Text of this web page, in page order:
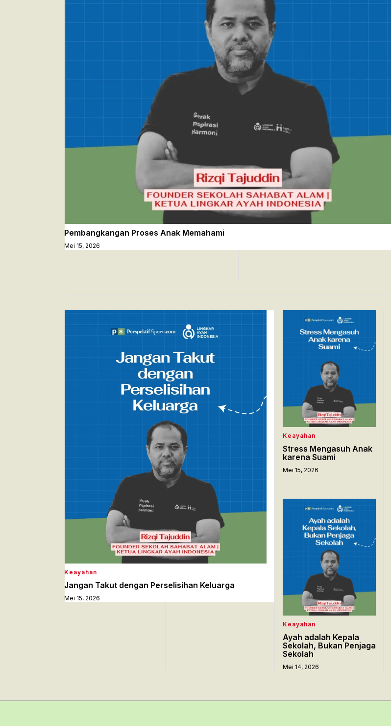
Pembangkangan Proses Anak Memahami
Mei 15, 2026
Keayahan
Jangan Takut dengan Perselisihan Keluarga
Mei 15, 2026
Keayahan
Stress Mengasuh Anak
karena Suami
Mei 15, 2026
Keayahan
Ayah adalah Kepala
Sekolah, Bukan Penjaga
Sekolah
Mei 14, 2026